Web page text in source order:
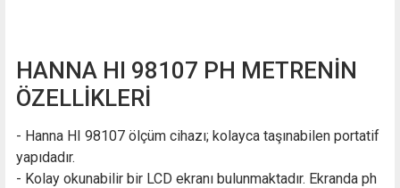
HANNA HI 98107 PH METRENİN
ÖZELLİKLERİ
- Hanna HI 98107 ölçüm cihazı; kolayca taşınabilen portatif
yapıdadır.
- Kolay okunabilir bir LCD ekranı bulunmaktadır. Ekranda ph